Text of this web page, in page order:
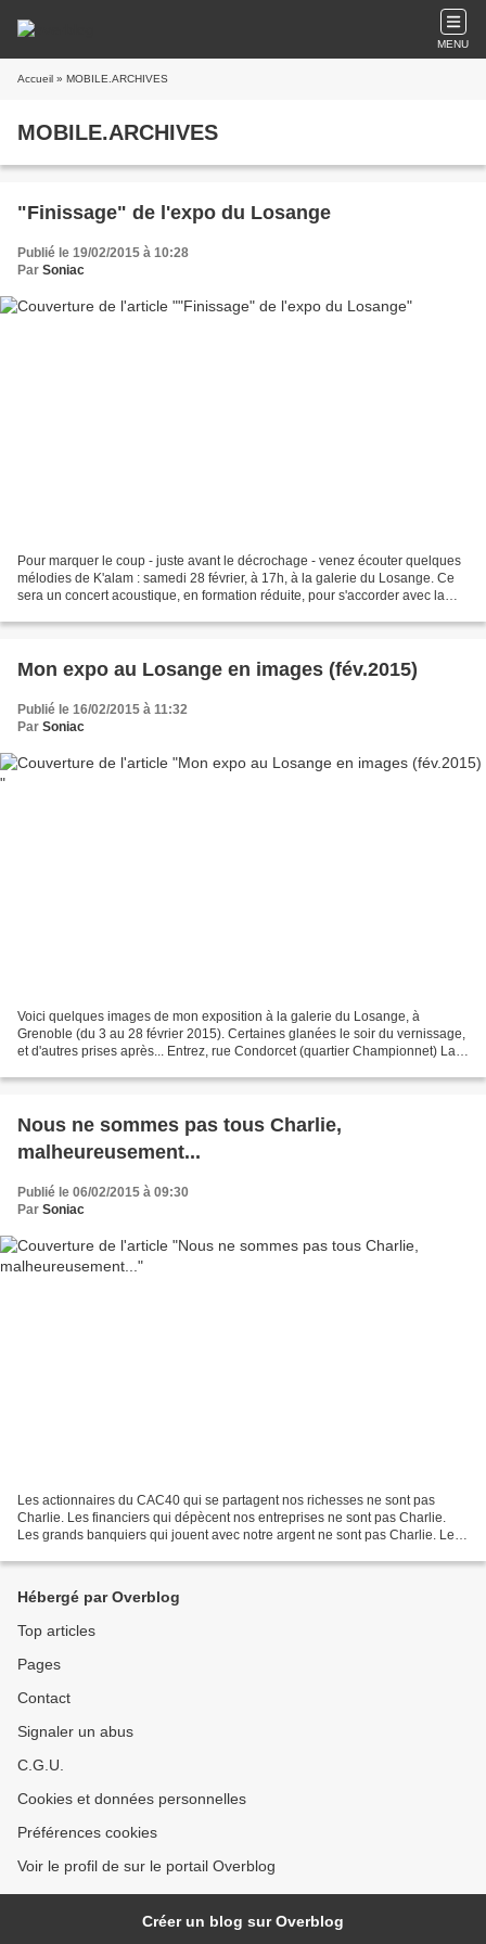
MENU
Accueil » MOBILE.ARCHIVES
MOBILE.ARCHIVES
"Finissage" de l'expo du Losange
Publié le 19/02/2015 à 10:28
Par Soniac
Pour marquer le coup - juste avant le décrochage - venez écouter quelques
mélodies de K'alam : samedi 28 février, à 17h, à la galerie du Losange. Ce
sera un concert acoustique, en formation réduite, pour s'accorder avec la
Mon expo au Losange en images (fév.2015)
Publié le 16/02/2015 à 11:32
Par Soniac
Voici quelques images de mon exposition à la galerie du Losange, à
Grenoble (du 3 au 28 février 2015). Certaines glanées le soir du vernissage,
et d'autres prises après... Entrez, rue Condorcet (quartier Championnet) La
Nous ne sommes pas tous Charlie,
malheureusement...
Publié le 06/02/2015 à 09:30
Par Soniac
Les actionnaires du CAC40 qui se partagent nos richesses ne sont pas
Charlie. Les financiers qui dépècent nos entreprises ne sont pas Charlie.
Les grands banquiers qui jouent avec notre argent ne sont pas Charlie. Les
Hébergé par Overblog
Top articles
Pages
Contact
Signaler un abus
C.G.U.
Cookies et données personnelles
Préférences cookies
Voir le profil de sur le portail Overblog
Créer un blog sur Overblog